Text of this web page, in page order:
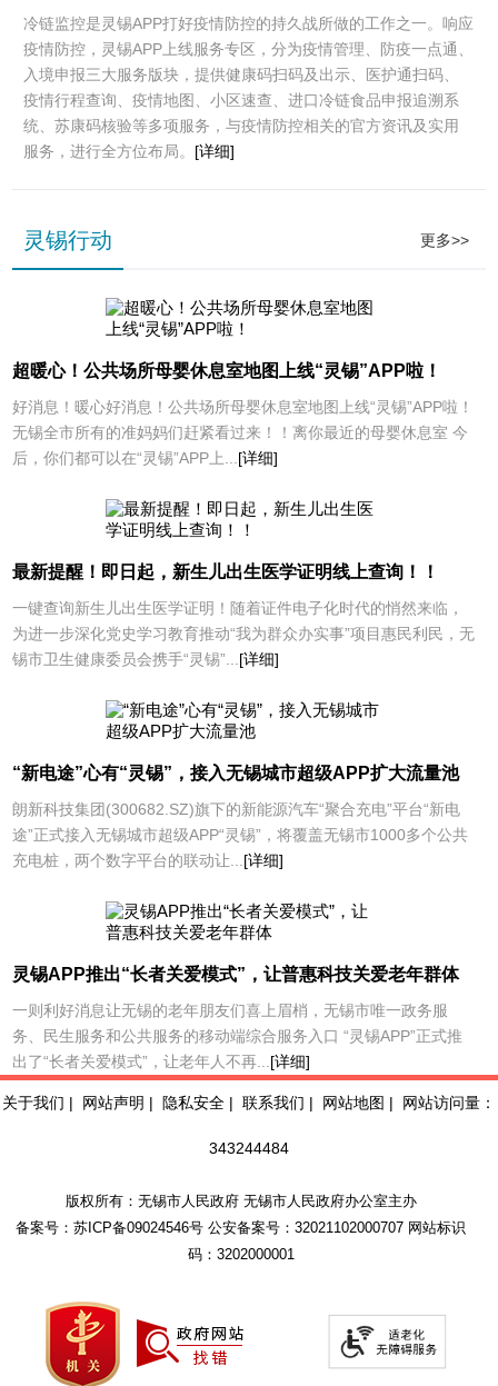
冷链监控是灵锡APP打好疫情防控的持久战所做的工作之一。响应
疫情防控，灵锡APP上线服务专区，分为疫情管理、防疫一点通、
入境申报三大服务版块，提供健康码扫码及出示、医护通扫码、
疫情行程查询、疫情地图、小区速查、进口冷链食品申报追溯系
统、苏康码核验等多项服务，与疫情防控相关的官方资讯及实用
服务，进行全方位布局。 [详细]
灵锡行动 更多>>
超暖心！公共场所母婴休息室地图上线“灵锡”APP啦！
好消息！暖心好消息！公共场所母婴休息室地图上线“灵锡”APP啦！
无锡全市所有的准妈妈们赶紧看过来！！离你最近的母婴休息室 今
后，你们都可以在“灵锡”APP上... [详细]
最新提醒！即日起，新生儿出生医学证明线上查询！！
一键查询新生儿出生医学证明！随着证件电子化时代的悄然来临，
为进一步深化党史学习教育推动“我为群众办实事”项目惠民利民，无
锡市卫生健康委员会携手“灵锡”... [详细]
“新电途”心有“灵锡”，接入无锡城市超级APP扩大流量池
朗新科技集团(300682.SZ)旗下的新能源汽车“聚合充电”平台“新电
途”正式接入无锡城市超级APP“灵锡”，将覆盖无锡市1000多个公共
充电桩，两个数字平台的联动让... [详细]
灵锡APP推出“长者关爱模式”，让普惠科技关爱老年群体
一则利好消息让无锡的老年朋友们喜上眉梢，无锡市唯一政务服
务、民生服务和公共服务的移动端综合服务入口 “灵锡APP”正式推
出了“长者关爱模式”，让老年人不再... [详细]
关于我们 | 网站声明 | 隐私安全 | 联系我们 | 网站地图 | 网站访问量：
343244484
版权所有：无锡市人民政府 无锡市人民政府办公室主办
备案号：苏ICP备09024546号 公安备案号：32021102000707 网站标识
码：3202000001